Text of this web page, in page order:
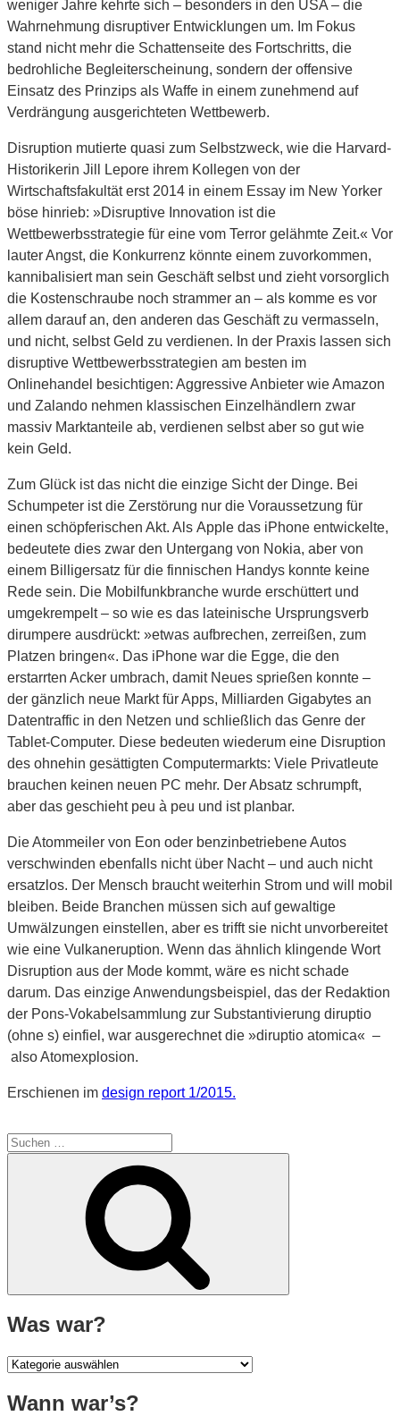
weniger Jahre kehrte sich – besonders in den USA – die
Wahrnehmung disruptiver Entwicklungen um. Im Fokus
stand nicht mehr die Schattenseite des Fortschritts, die
bedrohliche Begleiterscheinung, sondern der offensive
Einsatz des Prinzips als Waffe in einem zunehmend auf
Verdrängung ausgerichteten Wettbewerb.
Disruption mutierte quasi zum Selbstzweck, wie die Harvard-
Historikerin Jill Lepore ihrem Kollegen von der
Wirtschaftsfakultät erst 2014 in einem Essay im New Yorker
böse hinrieb: »Disruptive Innovation ist die
Wettbewerbsstrategie für eine vom Terror gelähmte Zeit.« Vor
lauter Angst, die Konkurrenz könnte einem zuvorkommen,
kannibalisiert man sein Geschäft selbst und zieht vorsorglich
die Kostenschraube noch strammer an – als komme es vor
allem darauf an, den anderen das Geschäft zu vermasseln,
und nicht, selbst Geld zu verdienen. In der Praxis lassen sich
disruptive Wettbewerbsstrategien am besten im
Onlinehandel besichtigen: Aggressive Anbieter wie Amazon
und Zalando nehmen klassischen Einzelhändlern zwar
massiv Marktanteile ab, verdienen selbst aber so gut wie
kein Geld.
Zum Glück ist das nicht die einzige Sicht der Dinge. Bei
Schumpeter ist die Zerstörung nur die Voraussetzung für
einen schöpferischen Akt. Als Apple das iPhone entwickelte,
bedeutete dies zwar den Untergang von Nokia, aber von
einem Billigersatz für die finnischen Handys konnte keine
Rede sein. Die Mobilfunkbranche wurde erschüttert und
umgekrempelt – so wie es das lateinische Ursprungsverb
dirumpere ausdrückt: »etwas aufbrechen, zerreißen, zum
Platzen bringen«. Das iPhone war die Egge, die den
erstarrten Acker umbrach, damit Neues sprießen konnte –
der gänzlich neue Markt für Apps, Milliarden Gigabytes an
Datentraffic in den Netzen und schließlich das Genre der
Tablet-Computer. Diese bedeuten wiederum eine Disruption
des ohnehin gesättigten Computermarkts: Viele Privatleute
brauchen keinen neuen PC mehr. Der Absatz schrumpft,
aber das geschieht peu à peu und ist planbar.
Die Atommeiler von Eon oder benzinbetriebene Autos
verschwinden ebenfalls nicht über Nacht – und auch nicht
ersatzlos. Der Mensch braucht weiterhin Strom und will mobil
bleiben. Beide Branchen müssen sich auf gewaltige
Umwälzungen einstellen, aber es trifft sie nicht unvorbereitet
wie eine Vulkaneruption. Wenn das ähnlich klingende Wort
Disruption aus der Mode kommt, wäre es nicht schade
darum. Das einzige Anwendungsbeispiel, das der Redaktion
der Pons-Vokabelsammlung zur Substantivierung diruptio
(ohne s) einfiel, war ausgerechnet die »diruptio atomica« –
also Atomexplosion.
Erschienen im design report 1/2015.
Suche
Was war?
Was
Wann war’s?